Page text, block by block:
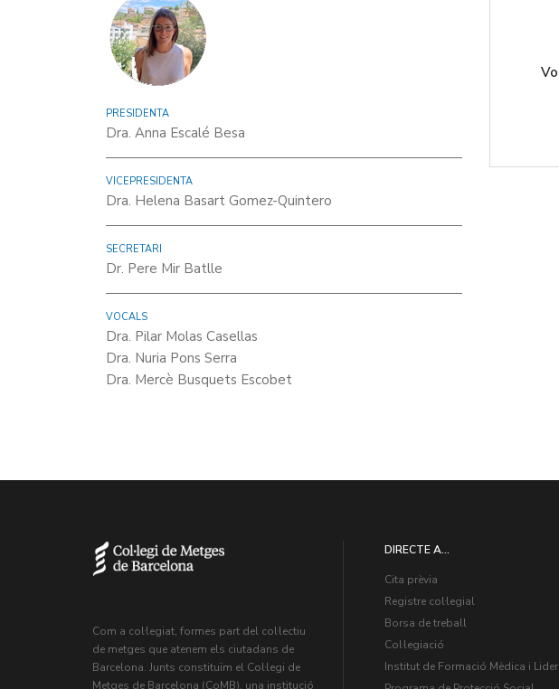
PRESIDENTA
Dra. Anna Escalé Besa
VICEPRESIDENTA
Dra. Helena Basart Gomez-Quintero
SECRETARI
Dr. Pere Mir Batlle
VOCALS
Dra. Pilar Molas Casellas
Dra. Nuria Pons Serra
Dra. Mercè Busquets Escobet
Com a col·legiat, formes part del col·lectiu
de metges que atenem els ciutadans de
Barcelona. Junts constituïm el Col·legi de
Metges de Barcelona (CoMB), una institució
DIRECTE A...
Cita prèvia
Registre col·legial
Borsa de treball
Col·legiació
Institut de Formació Mèdica i